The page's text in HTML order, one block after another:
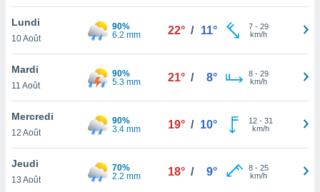
ou
le
ainsi
un
la
du
Lundi
10 Août
90%
6.2 mm
22° / 11° 7- 29
km/h
Mardi
11 Août
90%
5.3 mm
21° / 8° 8- 29
km/h
Mercredi
12 Août
90%
3.4 mm
19° / 10° 12- 31
km/h
Jeudi
13 Août
70%
2.2 mm
18° / 9° 8- 25
km/h